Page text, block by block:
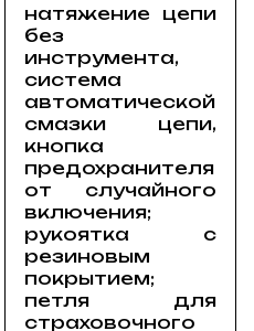
натяжение цепи
без
инструмента,
система
автоматической
смазки цепи,
кнопка
предохранителя
от случайного
включения;
рукоятка с
резиновым
покрытием;
петля для
страховочного